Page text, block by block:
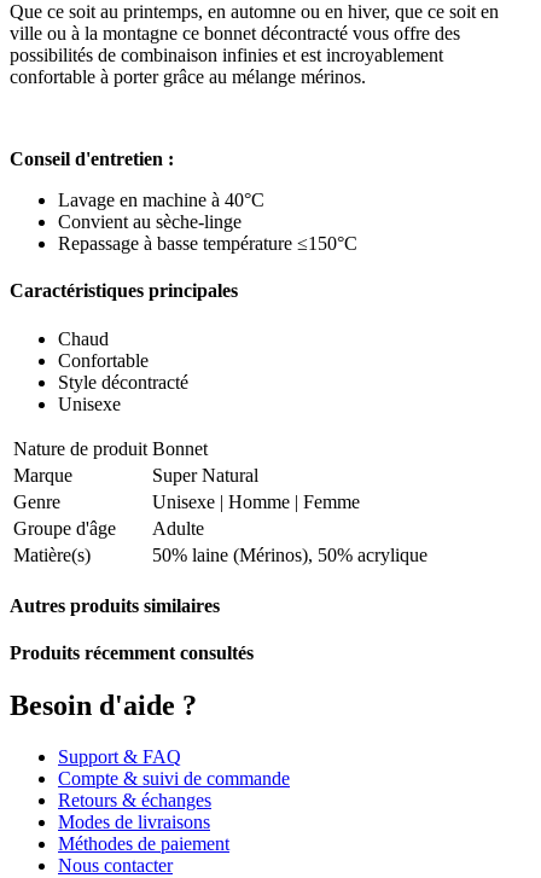
Que ce soit au printemps, en automne ou en hiver, que ce soit en
ville ou à la montagne ce bonnet décontracté vous offre des
possibilités de combinaison infinies et est incroyablement
confortable à porter grâce au mélange mérinos.
Conseil d'entretien :
Lavage en machine à 40°C
Convient au sèche-linge
Repassage à basse température ≤150°C
Caractéristiques principales
Chaud
Confortable
Style décontracté
Unisexe
Nature de produit Bonnet
Marque
Super Natural
Genre
Unisexe | Homme | Femme
Groupe d'âge
Adulte
Matière(s)
50% laine (Mérinos), 50% acrylique
Autres produits similaires
Produits récemment consultés
Besoin d'aide ?
Support & FAQ
Compte & suivi de commande
Retours & échanges
Modes de livraisons
Méthodes de paiement
Nous contacter